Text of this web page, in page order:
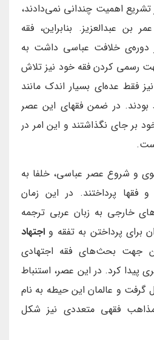
اهمیت چندانی نمی‌دادند،
بن عبدالعزیز. بنابراین، فقه
دوره‌ی خلافت عباسی داشت به
رسمی کردن فقه خود نیز تلاش
فقط عده‌ای بسیار اندک مانند
بودند. در ضمن فقهای این عصر
بر جای نگذاشتند و این امر در
و شروع عصر عباسی، خلفا به
پرداختند. در این زمان
خارجی به زبان عربی ترجمه
برای پرداختن به تفقه و اجتهاد
جهت بحث‌های فقه اجتهادی
کرد. در این عصر، استنباط
گرفت و عالمان این حیطه به نام
فقهی متعددی نیز شکل